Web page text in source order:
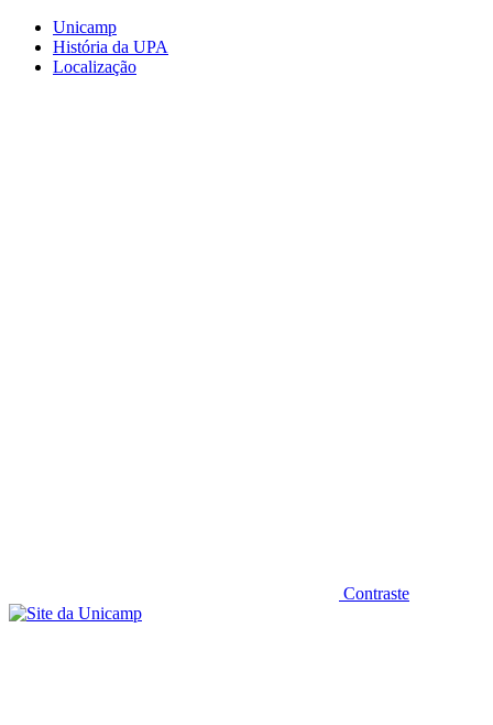
Conteúdo principal
Unicamp
História da UPA
Localização
Contraste